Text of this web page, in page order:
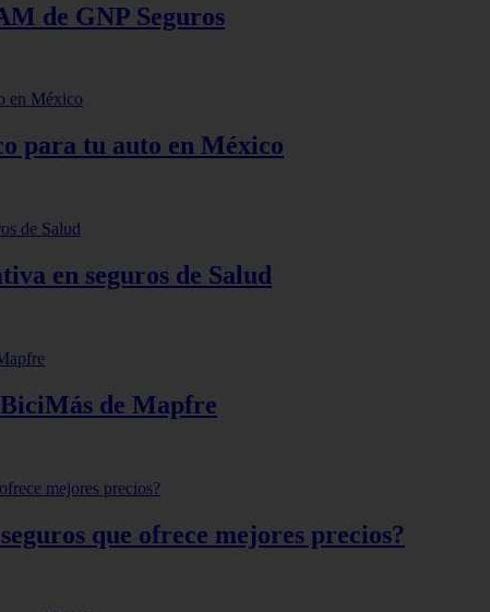
de GNP Seguros
para tu auto en México
en seguros de Salud
de Mapfre
que ofrece mejores precios?